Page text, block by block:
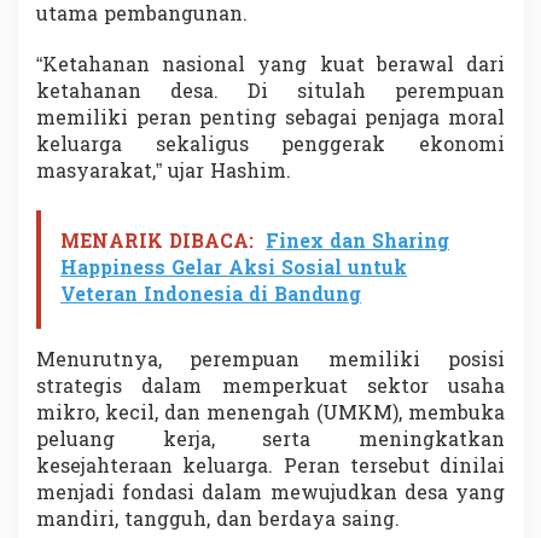
u
a
n
B
a
I
n
d
s
i
a
d
a
r
i
utama pembangunan.
“Ketahanan nasional yang kuat berawal dari
ketahanan desa. Di situlah perempuan
memiliki peran penting sebagai penjaga moral
keluarga sekaligus penggerak ekonomi
masyarakat,” ujar Hashim.
MENARIK DIBACA: Finex dan Sharing
Happiness Gelar Aksi Sosial untuk
Veteran Indonesia di Bandung
Menurutnya, perempuan memiliki posisi
strategis dalam memperkuat sektor usaha
mikro, kecil, dan menengah (UMKM), membuka
peluang kerja, serta meningkatkan
kesejahteraan keluarga. Peran tersebut dinilai
menjadi fondasi dalam mewujudkan desa yang
mandiri, tangguh, dan berdaya saing.